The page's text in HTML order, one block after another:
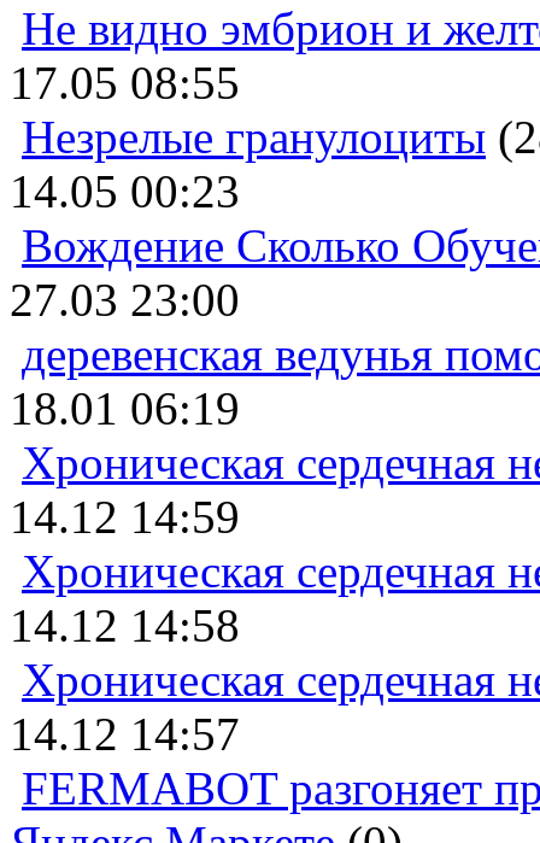
Не видно эмбрион и
17.05 08:55
Незрелые гранулоциты
14.05 00:23
Вождение Сколько
27.03 23:00
деревенская ведунья
18.01 06:19
Хроническая сердечная
14.12 14:59
Хроническая сердечная
14.12 14:58
Хроническая сердечная
14.12 14:57
FERMABOT разгоняет